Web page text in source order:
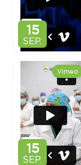
15
SEP.
15
SEP.
Vimeo